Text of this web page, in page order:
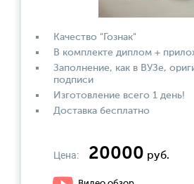
Качество "Гознак"
В комплекте диплом +
Заполнение, как в ВУЗе,
подписи
Изготовление всего 1 день!
Доставка бесплатно
Цена: 20000 руб.